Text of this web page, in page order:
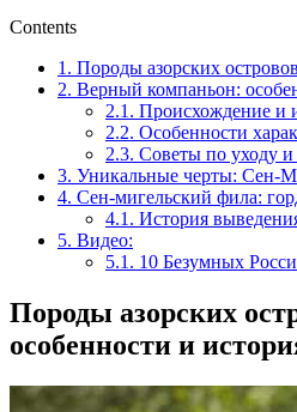
Contents
1. Породы азорских
2. Верный компаньон:
2.1. Происхождение и
2.2. Особенности
2.3. Советы по уходу
3. Уникальные черты: Сен-
4. Сен-мигельский фила:
4.1. История
5. Видео:
5.1. 10 Безумных
Породы азорских
особенности и